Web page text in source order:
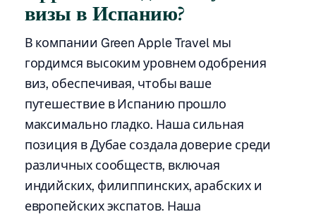
визы в Испанию?
В компании Green Apple Travel мы
гордимся высоким уровнем одобрения
виз, обеспечивая, чтобы ваше
путешествие в Испанию прошло
максимально гладко. Наша сильная
позиция в Дубае создала доверие среди
различных сообществ, включая
индийских, филиппинских, арабских и
европейских экспатов. Наша